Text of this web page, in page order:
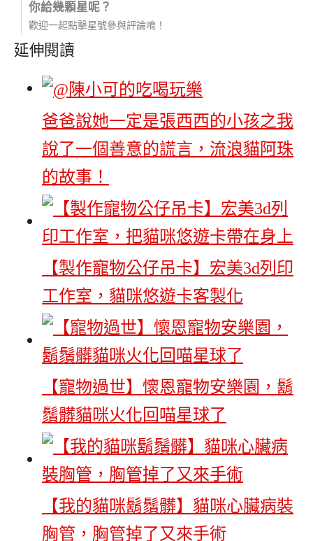
你給幾顆星呢？
歡迎一起點擊星號參與評論唷！
延伸閱讀
爸爸說她一定是張西西的小孩之我
說了一個善意的謊言，流浪貓阿珠
的故事！
【製作寵物公仔吊卡】宏美3d列印
工作室，貓咪悠遊卡客製化
【寵物過世】懷恩寵物安樂園，鬍
鬚髒貓咪火化回喵星球了
【我的貓咪鬍鬚髒】貓咪心臟病裝
胸管，胸管掉了又來手術